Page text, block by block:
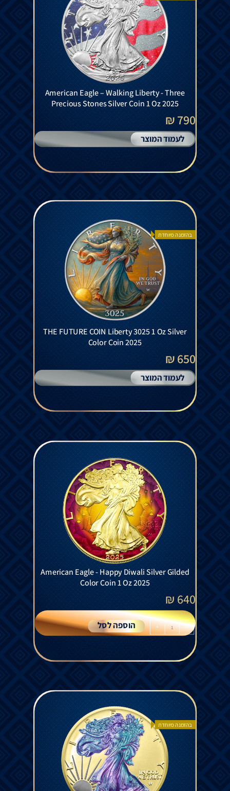
American Eagle – Walking Liberty - Three
Precious Stones Silver Coin 1 Oz 2025
790 ₪
לעמוד המוצר
בהזמנה מיוחדת
THE FUTURE COIN Liberty 3025 1 Oz Silver
Color Coin 2025
650 ₪
לעמוד המוצר
American Eagle - Happy Diwali Silver Gilded
Color Coin 1 Oz 2025
640
₪
-
+ הוספה לסל
בהזמנה מיוחדת